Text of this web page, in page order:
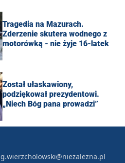
Tragedia na Mazurach.
Zderzenie skutera wodnego z
motorówką - nie żyje 16-latek
Został ułaskawiony,
podziękował prezydentowi.
„Niech Bóg pana prowadzi”
g.wierzcholowski@niezalezna.pl